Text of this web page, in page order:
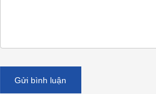
Gửi bình luận